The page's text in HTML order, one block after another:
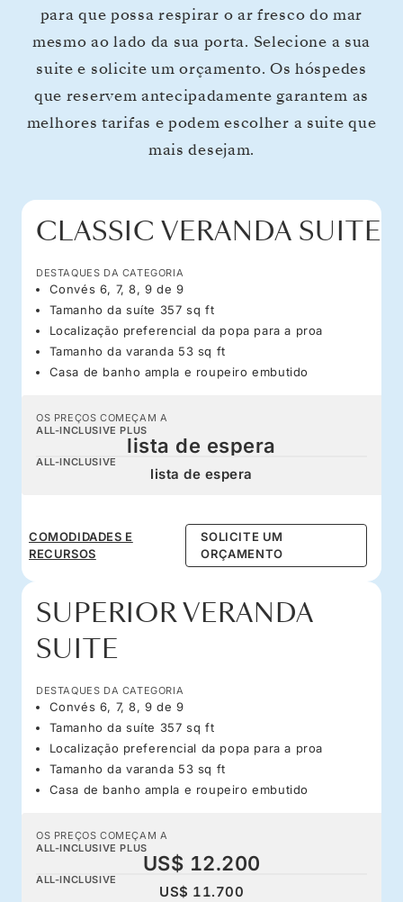
para que possa respirar o ar fresco do mar
mesmo ao lado da sua porta. Selecione a sua
suite e solicite um orçamento. Os hóspedes
que reservem antecipadamente garantem as
melhores tarifas e podem escolher a suite que
mais desejam.
CLASSIC VERANDA SUITE
DESTAQUES DA CATEGORIA
Convés 6, 7, 8, 9 de 9
Tamanho da suíte 357 sq ft
Localização preferencial da popa para a proa
Tamanho da varanda 53 sq ft
Casa de banho ampla e roupeiro embutido
OS PREÇOS COMEÇAM A
ALL-INCLUSIVE PLUS
lista de espera
ALL-INCLUSIVE
lista de espera
COMODIDADES E
RECURSOS
SOLICITE UM
ORÇAMENTO
SUPERIOR VERANDA
SUITE
DESTAQUES DA CATEGORIA
Convés 6, 7, 8, 9 de 9
Tamanho da suíte 357 sq ft
Localização preferencial da popa para a proa
Tamanho da varanda 53 sq ft
Casa de banho ampla e roupeiro embutido
OS PREÇOS COMEÇAM A
ALL-INCLUSIVE PLUS
US$ 12.200
ALL-INCLUSIVE
US$ 11.700